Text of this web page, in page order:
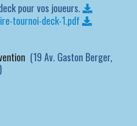
pour vos joueurs.
tournoi-deck-1.pdf
(19 Av. Gaston Berger,